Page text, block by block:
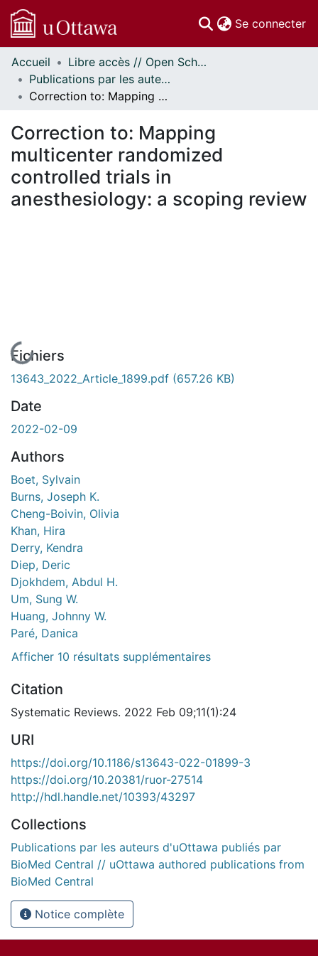
Se connecter
Communautés
et collections
Parcourir
À propos
Accueil
Libre accès // Open Scholarship
Publications par les auteurs d'uOttawa publiés par BioMed Central // uOttawa authored publications from BioMed Central
Correction to: Mapping multicenter randomized controlled trials in anesthesiology: a scoping review
Correction to: Mapping
multicenter randomized
controlled trials in
anesthesiology: a scoping review
En cours de chargement...
Fichiers
13643_2022_Article_1899.pdf (657.26 KB)
Date
2022-02-09
Authors
Boet, Sylvain
Burns, Joseph K.
Cheng-Boivin, Olivia
Khan, Hira
Derry, Kendra
Diep, Deric
Djokhdem, Abdul H.
Um, Sung W.
Huang, Johnny W.
Paré, Danica
Afficher 10 résultats supplémentaires
Citation
Systematic Reviews. 2022 Feb 09;11(1):24
URI
https://doi.org/10.1186/s13643-022-01899-3
https://doi.org/10.20381/ruor-27514
http://hdl.handle.net/10393/43297
Collections
Publications par les auteurs d'uOttawa publiés par
BioMed Central // uOttawa authored publications from
BioMed Central
Notice complète